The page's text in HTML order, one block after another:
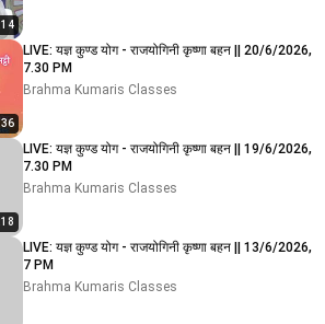
LIVE: यज्ञ कुण्ड योग - राजयोगिनी कृष्णा बहन || 20/6/2026,
7.30 PM
Brahma Kumaris Classes
LIVE: यज्ञ कुण्ड योग - राजयोगिनी कृष्णा बहन || 19/6/2026,
7.30 PM
Brahma Kumaris Classes
LIVE: यज्ञ कुण्ड योग - राजयोगिनी कृष्णा बहन || 13/6/2026,
7 PM
Brahma Kumaris Classes